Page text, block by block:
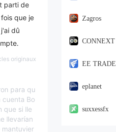
parti de
que je
dû
originaux
para qu
cuenta Bo
que si lle
llevarían
mantuvier
Zagros
CONNEXT
EE TRADE
eplanet
suxxessfx